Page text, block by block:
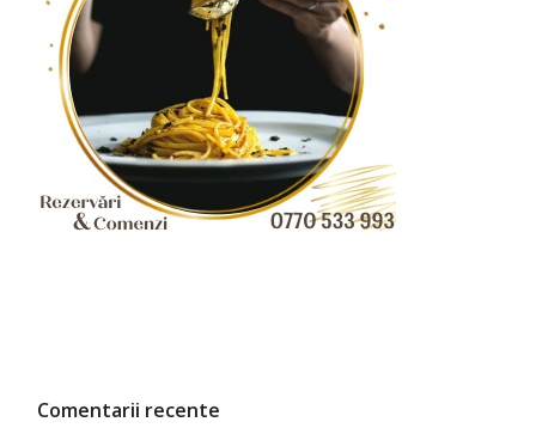
Comentarii recente